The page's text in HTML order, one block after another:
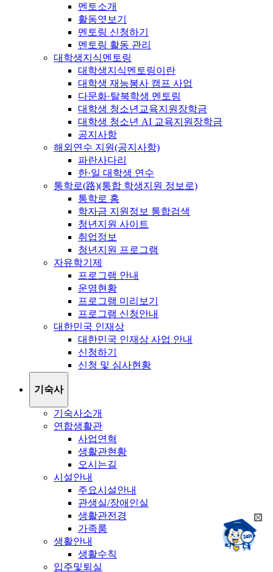
멘토소개
활동엿보기
멘토링 신청하기
멘토링 활동 관리
대학생지식멘토링
대학생지식멘토링이란
대학생 재능봉사 캠프 사업
다문화·탈북학생 멘토링
대학생 청소년교육지원장학금
대학생 청소년 AI 교육지원장학금
공지사항
해외연수 지원(공지사항)
파란사다리
한·일 대학생 연수
통학로(路)(통합 학생지원 정보로)
통학로 홈
학자금 지원정보 통합검색
청년지원 사이트
취업정보
청년지원 프로그램
자유학기제
프로그램 안내
운영현황
프로그램 미리보기
프로그램 신청안내
대한민국 인재상
대한민국 인재상 사업 안내
신청하기
신청 및 심사현황
기숙사
기숙사소개
연합생활관
사업연혁
생활관현황
오시는길
시설안내
주요시설안내
관생실/장애인실
생활관전경
가족룸
생활안내
생활수칙
입주및퇴실
챗봇상담:
24시
채팅상담:
9시~18시
희